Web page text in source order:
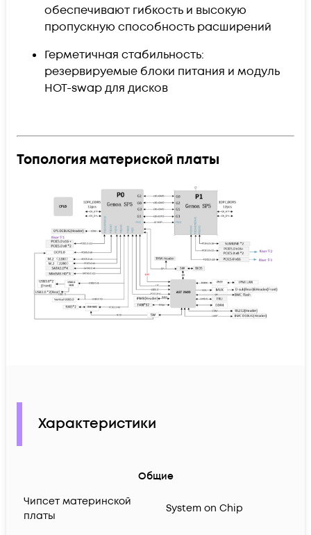
обеспечивают гибкость и высокую
пропускную способность расширений
Герметичная стабильность:
резервируемые блоки питания и модуль
HOT-swap для дисков
Топология материской платы
Характеристики
Общие
Чипсет материнской
платы
System on Chip